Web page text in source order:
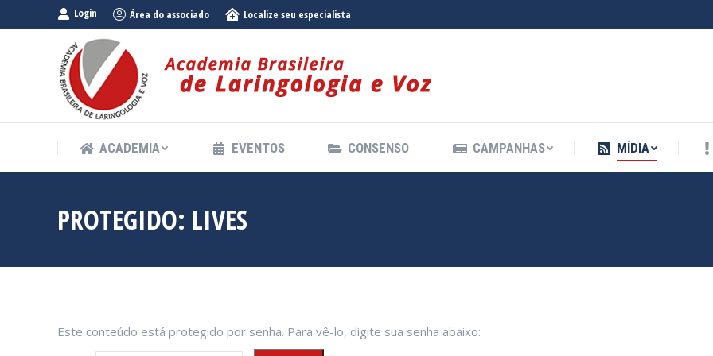
Login Área do associado Localize seu especialista
ACADEMIA
EVENTOS CONSENSO CAMPANHAS MÍDIA
PROTEGIDO: LIVES
Este conteúdo está protegido por senha. Para vê-lo, digite sua senha abaixo:
ACADEMIA EVENTOS CONSENSO CAMPANHAS MÍDIA